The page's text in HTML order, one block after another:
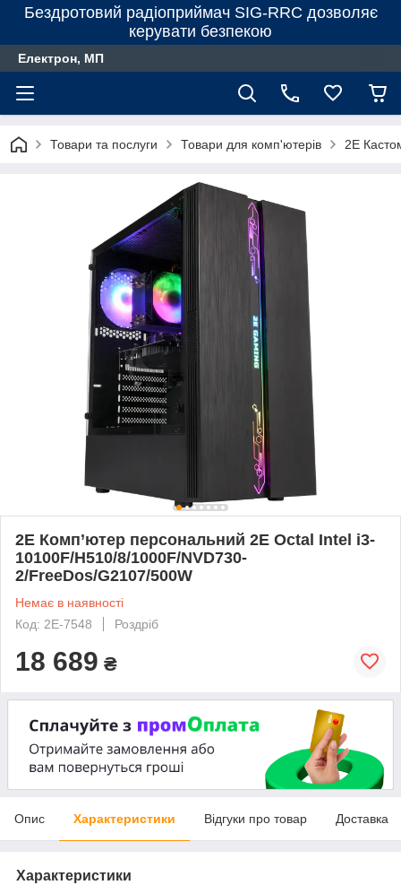
Бездротовий радіоприймач SIG-RRC дозволяє
керувати безпекою
Електрон, МП
Товари та послуги Товари для комп'ютерів 2E
2E Комп’ютер персональний 2E Octal Intel i3-
10100F/H510/8/1000F/NVD730-
2/FreeDos/G2107/500W
Немає в наявності
Код: 2E-7548
Роздріб
18 689 ₴
Опис Характеристики Відгуки про товар Доставка
Характеристики